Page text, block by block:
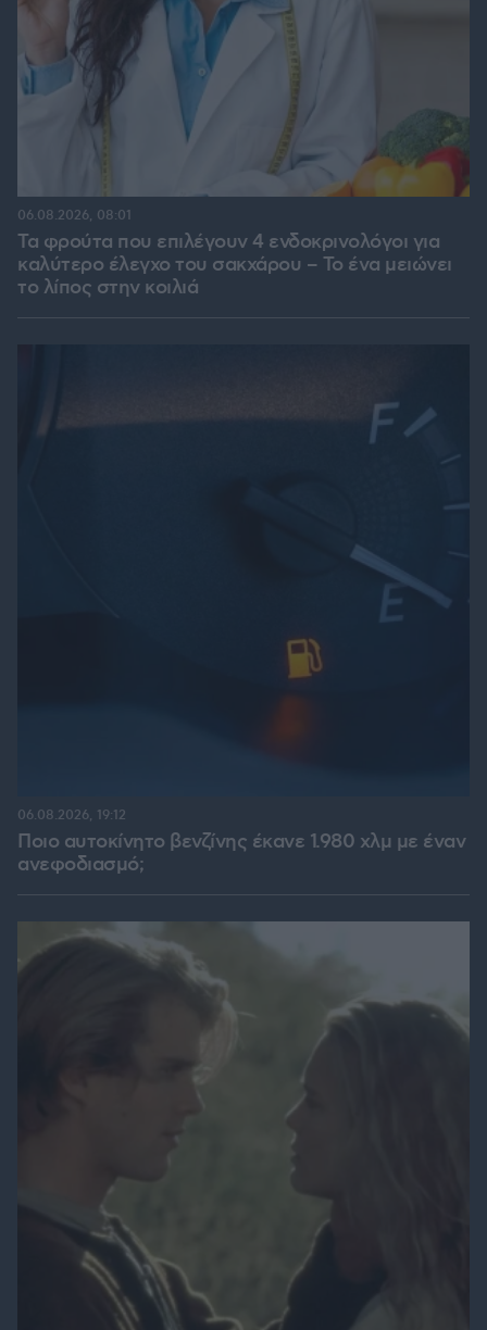
Τα φρούτα που επιλέγουν 4 ενδοκρινολόγοι για
καλύτερο έλεγχο του σακχάρου – Το ένα μειώνει
το λίπος στην κοιλιά
06.08.2026, 08:01
Ποιο αυτοκίνητο βενζίνης έκανε 1.980 χλμ με έναν
ανεφοδιασμό;
06.08.2026, 19:12